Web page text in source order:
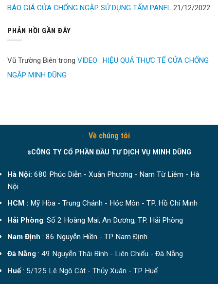
BÁO GIÁ CỬA CHỐNG NGẬP SỬ DỤNG TẤM PANEL 21/12/2022
PHẢN HỒI GẦN ĐÂY
Vũ Trường Biên trong VIDEO : HIỆU QUẢ THỰC TẾ CỬA CHỐNG
NGẬP MINH DŨNG
Về chúng tôi
sCÔNG TY CỔ PHẦN ĐẦU TƯ DỊCH VỤ MINH DŨNG
Hà Nội: 680 Phúc Diễn - Xuân Phương - Nam Từ Liêm - Hà
Nội
HCM : Mỹ Hòa - Trung Chánh - Hóc Môn - TP. Hồ Chí Minh
Hải Phòng: Số 2 Hoàng Mai, An Dương, TP. Hải Phòng
Nam Định : 86 Nguyễn Hiền - TP Nam Định
Đà Nẵng : 49 Nguyễn Thái Bình - Liên Chiểu - Đà Nẵng
Huế: 5/125 Lê Ngô Cát - Thủy Xuân - TP Huế